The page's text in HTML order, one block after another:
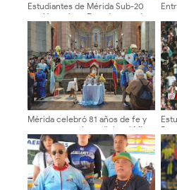
Estudiantes de Mérida Sub-20
partió rumbo a Ecuador para la
Copa CONMEBOL Libertadores
2026
Mérida celebró 81 años de fe y
esperanza en la tradicional Misa
del Deporte
de